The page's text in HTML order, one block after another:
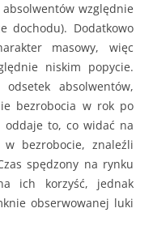
względnie
dochodu). Dodatkowo
masowy, więc
niskim popycie.
absolwentów,
bezrobocia w rok po
to, co widać na
bezrobocie, znaleźli
spędzony na rynku
ich korzyść, jednak
obserwowanej luki